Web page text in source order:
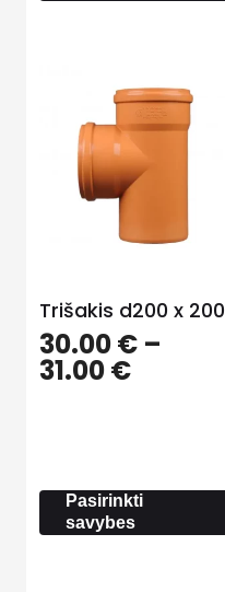
Trišakis d200 x 200
30.00€ –
31.00€Price
Pasirinkti
savybes